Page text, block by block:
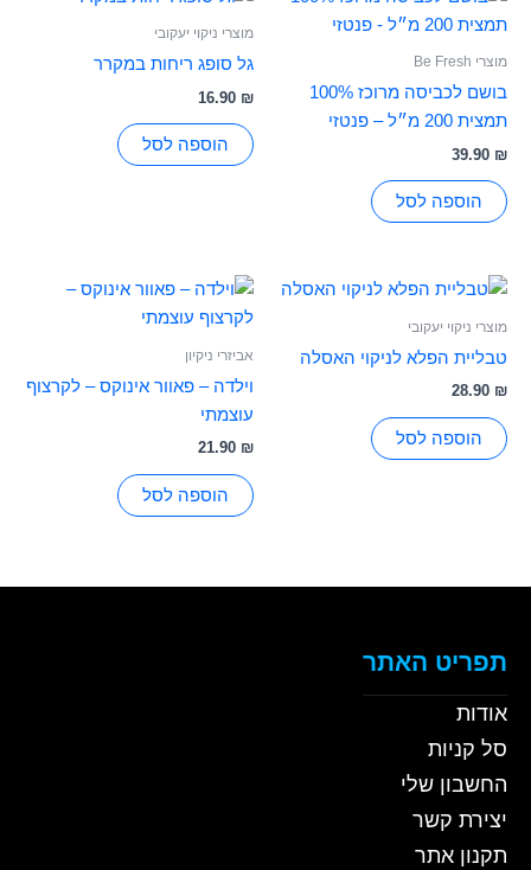
מוצרי Be Fresh
בושם לכביסה מרוכז 100%
תמצית 200 מ״ל – פנטזי
39.90 ₪
הוספה לסל
מוצרי ניקוי יעקובי
גל סופג ריחות במקרר
16.90 ₪
הוספה לסל
מוצרי ניקוי יעקובי
טבליית הפלא לניקוי האסלה
28.90 ₪
הוספה לסל
אביזרי ניקיון
וילדה – פאוור אינוקס – לקרצוף
עוצמתי
21.90 ₪
הוספה לסל
תפריט האתר
אודות
סל קניות
החשבון שלי
יצירת קשר
תקנון אתר